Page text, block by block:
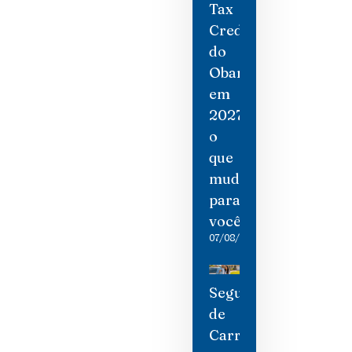
Tax
Credit
do
Obamacare
em
2027:
o
que
mudou
para
você
07/08/2026
Seguro
de
Carro